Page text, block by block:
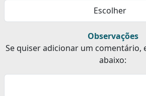
Observações
Se quiser adicionar um comentário,
abaixo: